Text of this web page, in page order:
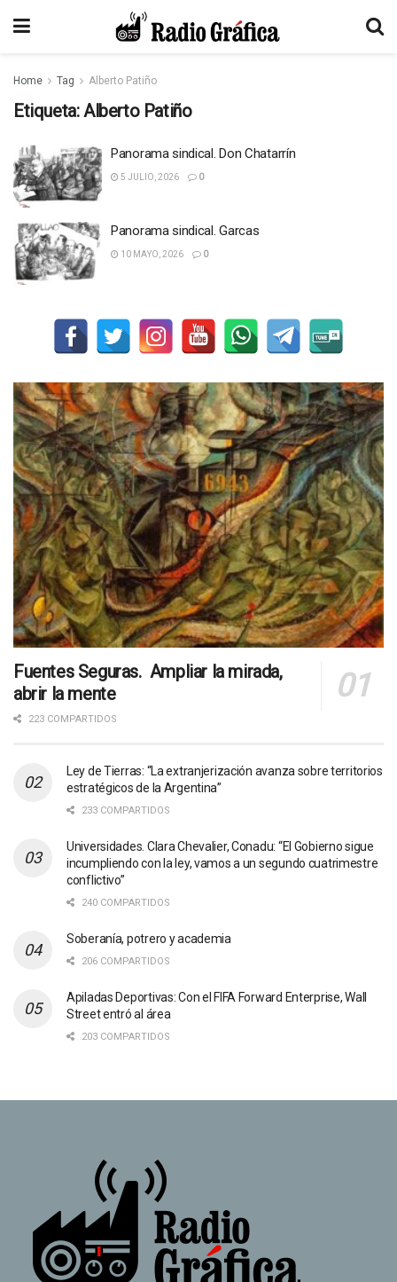
Home Tag Alberto Patiño
Etiqueta:Alberto Patiño
Panorama sindical. Don Chatarrín
5 JULIO, 2026 0
Panorama sindical. Garcas
10 MAYO, 2026 0
Fuentes Seguras. Ampliar la mirada,
abrir la mente
223 COMPARTIDOS
Ley de Tierras: “La extranjerización avanza sobre territorios
estratégicos de la Argentina”
233 COMPARTIDOS
Universidades. Clara Chevalier, Conadu: “El Gobierno sigue
incumpliendo con la ley, vamos a un segundo cuatrimestre
conflictivo”
240 COMPARTIDOS
Soberanía, potrero y academia
206 COMPARTIDOS
Apiladas Deportivas: Con el FIFA Forward Enterprise, Wall
Street entró al área
203 COMPARTIDOS